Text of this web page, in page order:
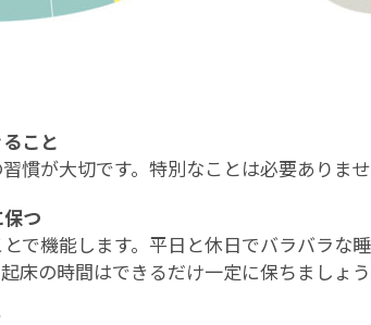
こと
慣が大切です。特別なことは必要ありま
つ
で機能します。平日と休日でバラバラ
床の時間はできるだけ一定に保ちましょ